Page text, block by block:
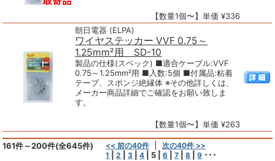
【数量1個〜】単価 ¥336
朝日電器 (ELPA)
ワイヤステッカー VVF 0.75～
1.25mm²用 SD-10
製品の仕様(スペック) ■適合ケーブル:VVF
0.75～1.25mm²用 ■入数:5個 ■付属品:粘着
テープ、スポンジ絶縁体 ※その他詳しくは、
メーカー商品詳細でご確認をお願い致しま
す。
【数量1個〜】単価 ¥263
161件～200件(全645件) << 前の40件
次の40件 >>
1
|2 |3 |4 5 |6 |7 |8 |9 ･･･